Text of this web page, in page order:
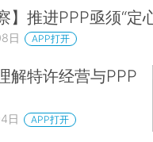
】推进PPP亟须“定
日 APP打开
解特许经营与PPP
日 APP打开